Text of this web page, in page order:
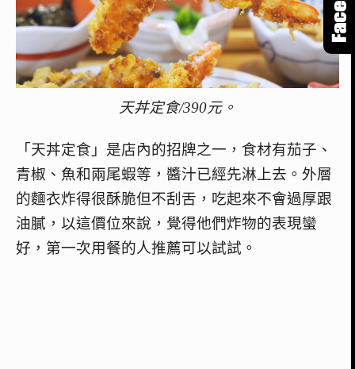
天丼定食/390元。
「天丼定食」是店內的招牌之一，食材有茄子、
青椒、魚和兩尾蝦等，醬汁已經先淋上去。外層
的麵衣炸得很酥脆但不刮舌，吃起來不會過厚跟
油膩，以這價位來說，覺得他們炸物的表現蠻
好，第一次用餐的人推薦可以試試。